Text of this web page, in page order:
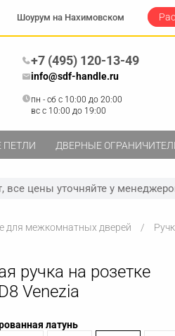
+7 (495) 120-13-49
info@sdf-handle.ru
пн - сб c 10:00 до 20:00
вс c 10:00 до 19:00
Шоурум на Нахимовском
ПЕТЛИ ДВЕРНЫЕ
цены уточняйте у
для межкомнатных дверей
ручка на розетке
Venezia
латунь